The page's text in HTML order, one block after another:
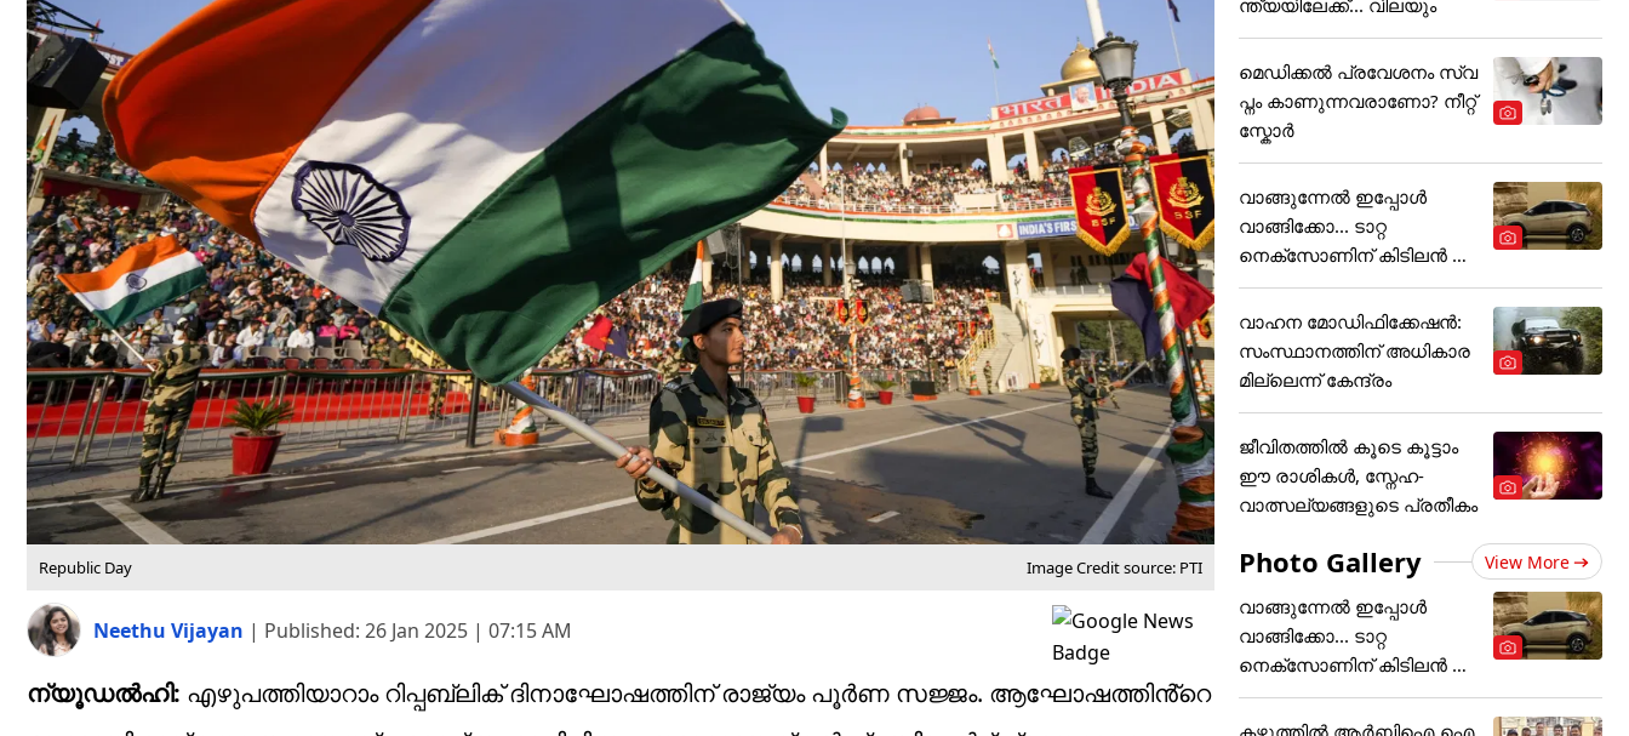
Republic Day Image Credit source: PTI
Neethu Vijayan | Published: 26 Jan 2025 | 07:15 AM
ന്യൂഡൽഹി: എഴുപത്തിയാറാം റിപ്പബ്ലിക് ദിനാഘോഷത്തിന് രാജ്യം പൂർണ സജ്ജം. ആഘോഷത്തിൻ്റെ
ന്ത്യയിലേക്ക്... വിലയും
മെഡിക്കല്‍ പ്രവേശനം സ്വ
പ്നം കാണുന്നവരാണോ? നീറ്റ്
സ്കോർ
വാങ്ങുന്നേൽ ഇപ്പോൾ
വാങ്ങിക്കോ... ടാറ്റ
നെക്സോണിന് കിടിലൻ ഓ
ഫർ
വാഹന മോഡിഫിക്കേഷൻ:
സംസ്ഥാനത്തിന് അ‌ധികാര
മില്ലെന്ന് കേന്ദ്രം
ജീവിതത്തിൽ കൂടെ കൂട്ടാം
ഈ രാശികൾ, സ്നേഹ-
വാത്സല്യങ്ങളുടെ പ്രതീകം
Photo Gallery View More
വാങ്ങുന്നേൽ ഇപ്പോൾ
വാങ്ങിക്കോ... ടാറ്റ
നെക്സോണിന് കിടിലൻ ഓ
ഫർ
കഴുത്തില്‍ ആര്‍ബിഐ ഐ